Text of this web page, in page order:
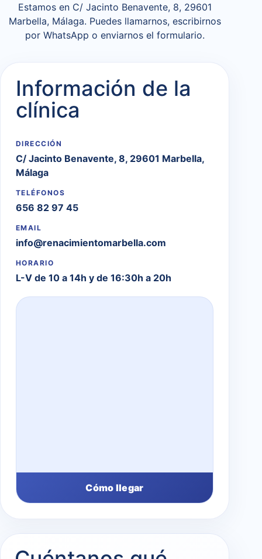
Estamos en C/ Jacinto Benavente, 8, 29601
Marbella, Málaga. Puedes llamarnos, escribirnos
por WhatsApp o enviarnos el formulario.
Información de la
clínica
DIRECCIÓN
C/ Jacinto Benavente, 8, 29601 Marbella,
Málaga
TELÉFONOS
656 82 97 45
EMAIL
info@renacimientomarbella.com
HORARIO
L-V de 10 a 14h y de 16:30h a 20h
Cómo llegar